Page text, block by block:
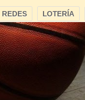
LOTERÍA
REDES